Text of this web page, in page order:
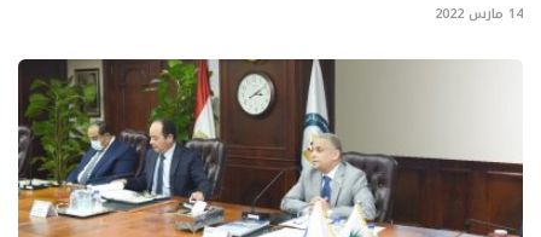
14 مارس 2022